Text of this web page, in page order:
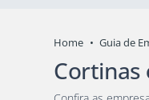
Home Guia de
Cortinas